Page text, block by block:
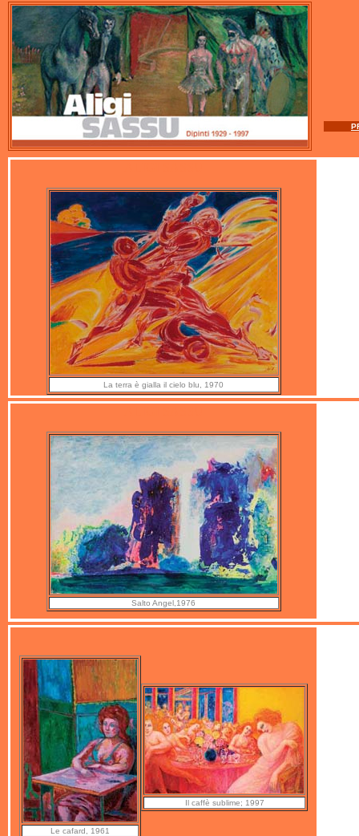
La terra è gialla il cielo blu, 1970
Salto Angel,1976
Le cafard, 1961
Il caffè sublime; 1997